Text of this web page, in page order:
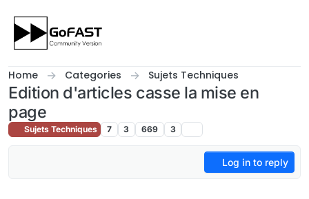
Home Categories Sujets Techniques
Edition d'articles casse la mise en
page
Sujets Techniques 7 3 669 3
Log in to reply